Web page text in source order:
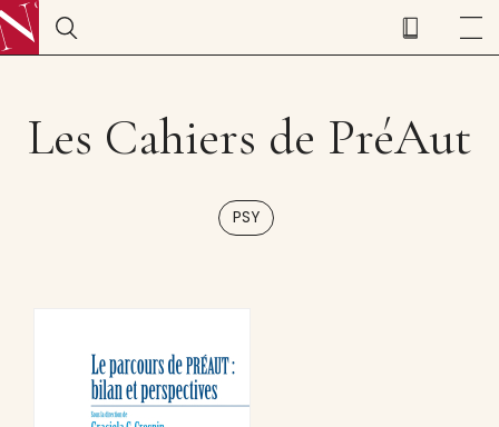
Les Cahiers de PréAut
PSY